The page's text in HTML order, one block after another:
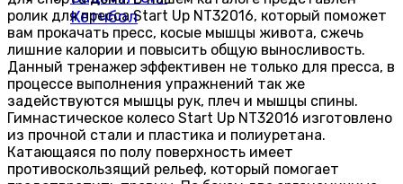
Кетчбол
ролик для пресса Start Up NT32016, который поможет
вам прокачать пресс, косые мышцы живота, сжечь
лишние калории и повысить общую выносливость.
Данный тренажер эффективен не только для пресса, в
процессе выполнения упражнений так же
задействуются мышцы рук, плеч и мышцы спины.
Гимнастическое колесо Start Up NT32016 изготовлено
из прочной стали и пластика и полиуретана.
Катающаяся по полу поверхность имеет
противоскользящий рельеф, который помогает